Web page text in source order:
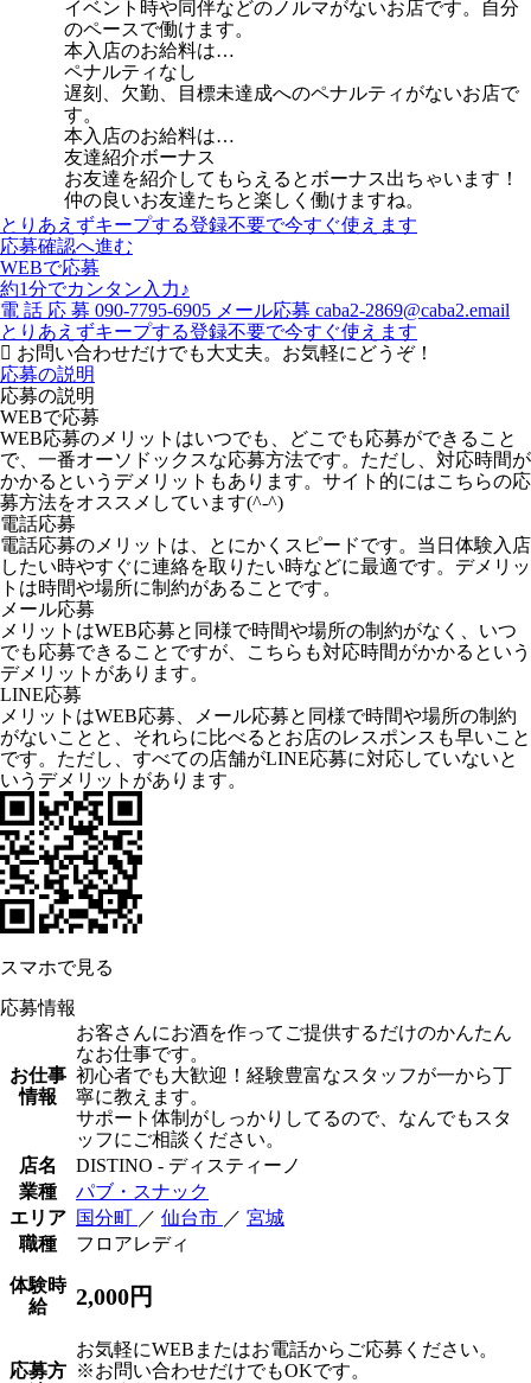
イベント時や同伴などのノルマがないお店です。自分
のペースで働けます。
本入店のお給料は…
ペナルティなし
遅刻、欠勤、目標未達成へのペナルティがないお店で
す。
本入店のお給料は…
友達紹介ボーナス
お友達を紹介してもらえるとボーナス出ちゃいます！
仲の良いお友達たちと楽しく働けますね。
とりあえずキープする登録不要で今すぐ使えます
応募確認へ進む
WEBで応募
約1分でカンタン入力♪
電 話 応 募 090-7795-6905 メール応募 caba2-2869@caba2.email
とりあえずキープする登録不要で今すぐ使えます
お問い合わせだけでも大丈夫。お気軽にどうぞ！
応募の説明
応募の説明
WEBで応募
WEB応募のメリットはいつでも、どこでも応募ができること
で、一番オーソドックスな応募方法です。ただし、対応時間が
かかるというデメリットもあります。サイト的にはこちらの応
募方法をオススメしています(^-^)
電話応募
電話応募のメリットは、とにかくスピードです。当日体験入店
したい時やすぐに連絡を取りたい時などに最適です。デメリッ
トは時間や場所に制約があることです。
メール応募
メリットはWEB応募と同様で時間や場所の制約がなく、いつ
でも応募できることですが、こちらも対応時間がかかるという
デメリットがあります。
LINE応募
メリットはWEB応募、メール応募と同様で時間や場所の制約
がないことと、それらに比べるとお店のレスポンスも早いこと
です。ただし、すべての店舗がLINE応募に対応していないと
いうデメリットがあります。
スマホで見る
応募情報
お仕事
情報
お客さんにお酒を作ってご提供するだけのかんたん
なお仕事です。
初心者でも大歓迎！経験豊富なスタッフが一から丁
寧に教えます。
サポート体制がしっかりしてるので、なんでもスタ
ッフにご相談ください。
店名
DISTINO - ディスティーノ
業種
パブ・スナック
エリア
国分町 ／ 仙台市 ／ 宮城
職種
フロアレディ
体験時
給
2,000円
応募方
お気軽にWEBまたはお電話からご応募ください。
※お問い合わせだけでもOKです。